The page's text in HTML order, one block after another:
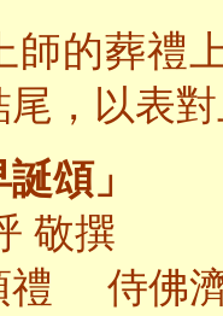
師的葬禮
，以表
頌」
敬撰
禮 侍佛